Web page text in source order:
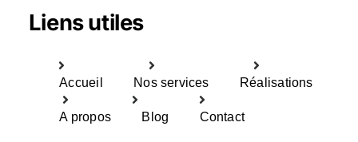
Liens utiles
Accueil Nos services Réalisations
A propos Blog Contact